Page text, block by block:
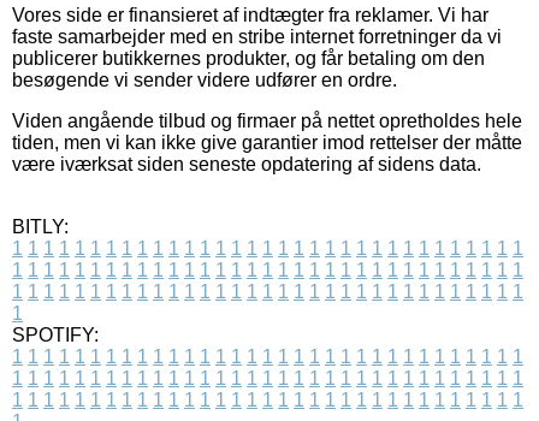
Vores side er finansieret af indtægter fra reklamer. Vi har
faste samarbejder med en stribe internet forretninger da vi
publicerer butikkernes produkter, og får betaling om den
besøgende vi sender videre udfører en ordre.
Viden angående tilbud og firmaer på nettet opretholdes hele
tiden, men vi kan ikke give garantier imod rettelser der måtte
være iværksat siden seneste opdatering af sidens data.
BITLY:
1 1 1 1 1 1 1 1 1 1 1 1 1 1 1 1 1 1 1 1 1 1 1 1 1 1 1 1 1 1 1 1 1
1 1 1 1 1 1 1 1 1 1 1 1 1 1 1 1 1 1 1 1 1 1 1 1 1 1 1 1 1 1 1 1 1
1 1 1 1 1 1 1 1 1 1 1 1 1 1 1 1 1 1 1 1 1 1 1 1 1 1 1 1 1 1 1 1 1
1
SPOTIFY:
1 1 1 1 1 1 1 1 1 1 1 1 1 1 1 1 1 1 1 1 1 1 1 1 1 1 1 1 1 1 1 1 1
1 1 1 1 1 1 1 1 1 1 1 1 1 1 1 1 1 1 1 1 1 1 1 1 1 1 1 1 1 1 1 1 1
1 1 1 1 1 1 1 1 1 1 1 1 1 1 1 1 1 1 1 1 1 1 1 1 1 1 1 1 1 1 1 1 1